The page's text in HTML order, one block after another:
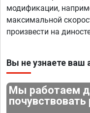
модификации,
максимальной
произвести на
Вы не узнаете ваш
Мы работаем
почувствовать